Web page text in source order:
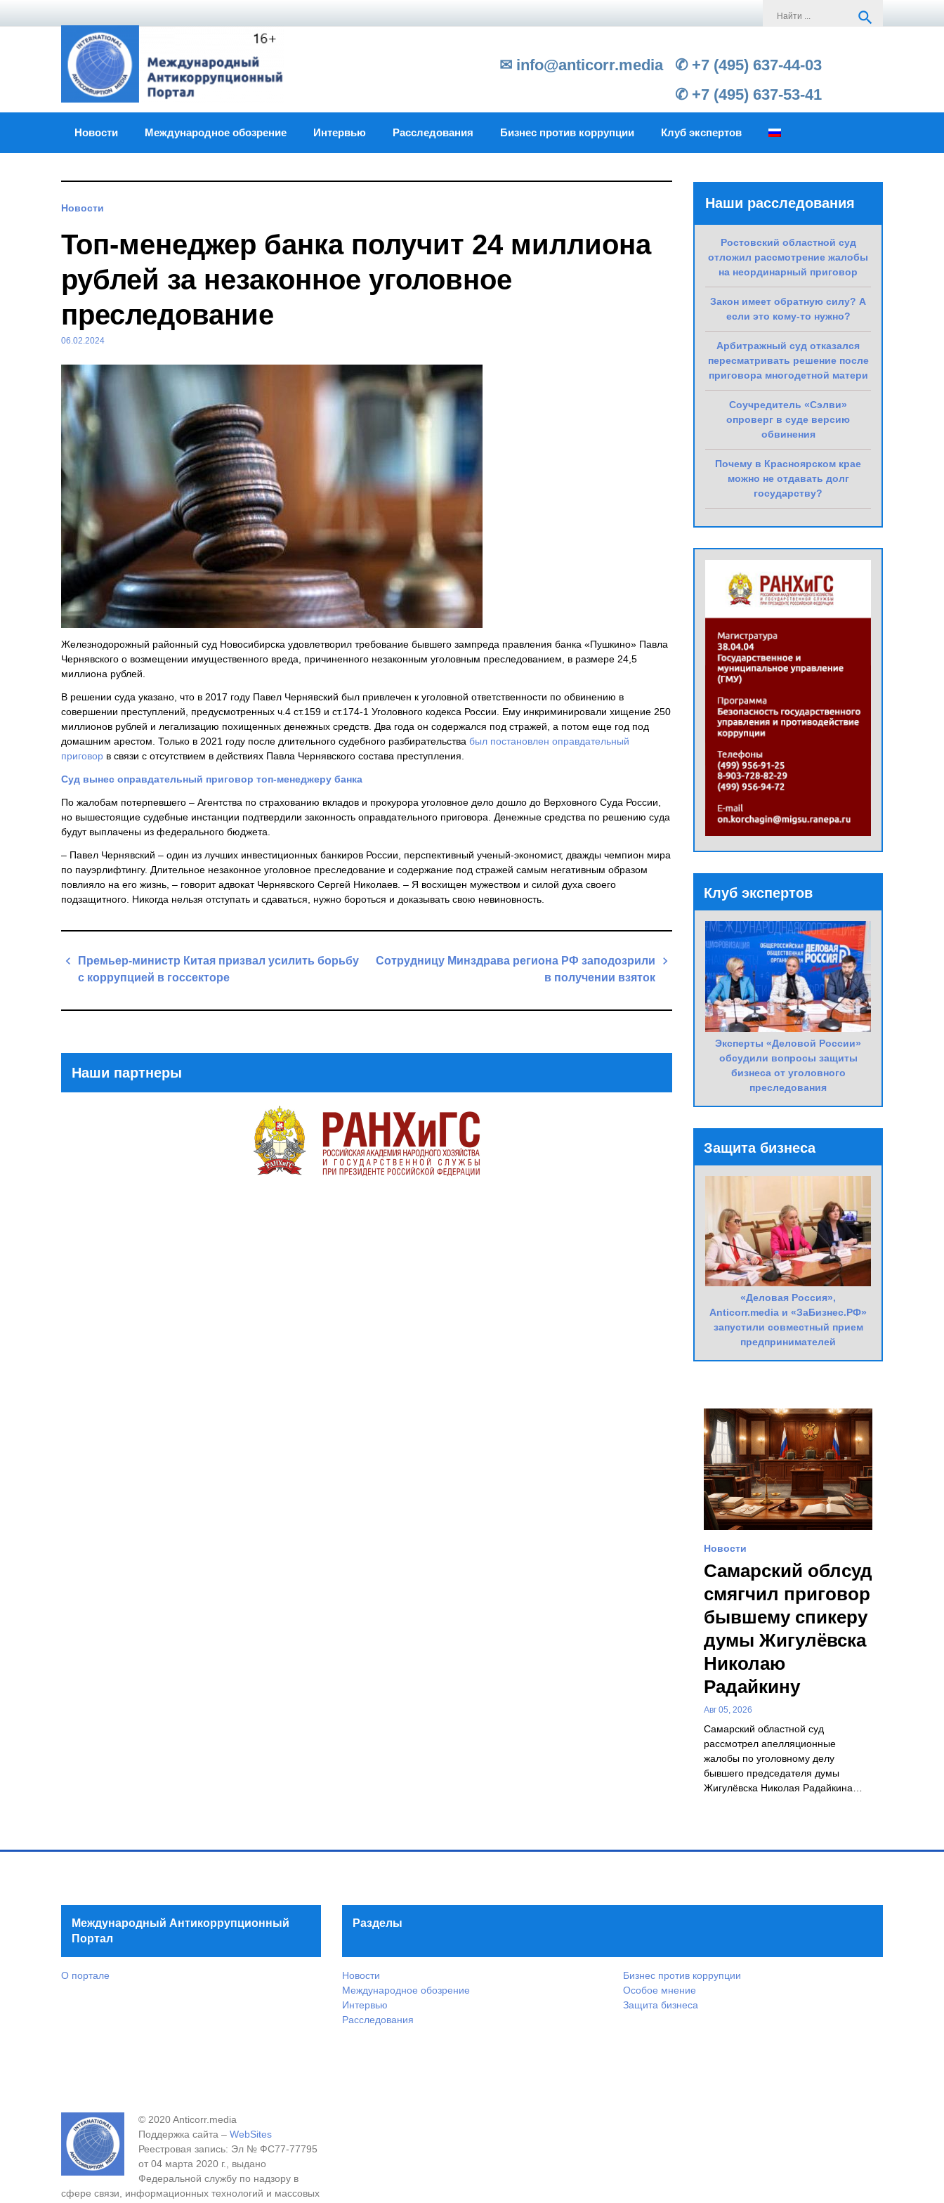
search
✉ info@anticorr.media
✆ +7 (495) 637-44-03
✆ +7 (495) 637-53-41
Новости Международное обозрение Интервью Расследования Бизнес против коррупции Клуб экспертов
Новости
Топ-менеджер банка получит 24 миллиона
рублей за незаконное уголовное
преследование
06.02.2024
Железнодорожный районный суд Новосибирска удовлетворил требование бывшего зампреда правления банка «Пушкино» Павла
Чернявского о возмещении имущественного вреда, причиненного незаконным уголовным преследованием, в размере 24,5
миллиона рублей.
В решении суда указано, что в 2017 году Павел Чернявский был привлечен к уголовной ответственности по обвинению в
совершении преступлений, предусмотренных ч.4 ст.159 и ст.174-1 Уголовного кодекса России. Ему инкриминировали хищение 250
миллионов рублей и легализацию похищенных денежных средств. Два года он содержался под стражей, а потом еще год под
домашним арестом. Только в 2021 году после длительного судебного разбирательства был постановлен оправдательный
приговор в связи с отсутствием в действиях Павла Чернявского состава преступления.
Суд вынес оправдательный приговор топ-менеджеру банка
По жалобам потерпевшего – Агентства по страхованию вкладов и прокурора уголовное дело дошло до Верховного Суда России,
но вышестоящие судебные инстанции подтвердили законность оправдательного приговора. Денежные средства по решению суда
будут выплачены из федерального бюджета.
– Павел Чернявский – один из лучших инвестиционных банкиров России, перспективный ученый-экономист, дважды чемпион мира
по пауэрлифтингу. Длительное незаконное уголовное преследование и содержание под стражей самым негативным образом
повлияло на его жизнь, – говорит адвокат Чернявского Сергей Николаев. – Я восхищен мужеством и силой духа своего
подзащитного. Никогда нельзя отступать и сдаваться, нужно бороться и доказывать свою невиновность.
Навигация
по
Премьер-министр Китая призвал усилить борьбу
с коррупцией в госсекторе
Сотрудницу Минздрава региона РФ заподозрили
в получении взяток
Наши партнеры
Наши расследования
Ростовский областной суд
отложил рассмотрение жалобы
на неординарный приговор
Закон имеет обратную силу? А
если это кому-то нужно?
Арбитражный суд отказался
пересматривать решение после
приговора многодетной матери
Соучредитель «Сэлви»
опроверг в суде версию
обвинения
Почему в Красноярском крае
можно не отдавать долг
государству?
Клуб экспертов
Эксперты «Деловой России»
обсудили вопросы защиты
бизнеса от уголовного
преследования
Защита бизнеса
«Деловая Россия»,
Anticorr.media и «ЗаБизнес.РФ»
запустили совместный прием
предпринимателей
Новости
Самарский облсуд
смягчил приговор
бывшему спикеру
думы Жигулёвска
Николаю
Радайкину
Авг 05, 2026
Самарский областной суд
рассмотрел апелляционные
жалобы по уголовному делу
бывшего председателя думы
Жигулёвска Николая Радайкина…
Международный Антикоррупционный
Портал
О портале
Разделы
Новости
Международное обозрение
Интервью
Расследования
Бизнес против коррупции
Особое мнение
Защита бизнеса
© 2020 Anticorr.media
Поддержка сайта – WebSites
Реестровая запись: Эл № ФС77-77795
от 04 марта 2020 г., выдано
Федеральной службу по надзору в
сфере связи, информационных технологий и массовых